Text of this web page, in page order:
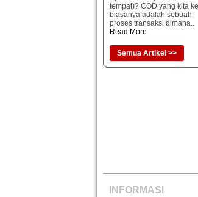
tempat)? COD yang kita
biasanya adalah sebuah
proses transaksi dimana..
Read More
Semua Artikel >>
INFORMASI